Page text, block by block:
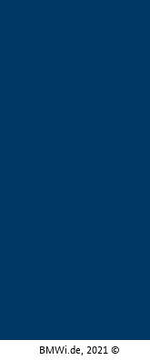
BMWi.de, 2021 ©